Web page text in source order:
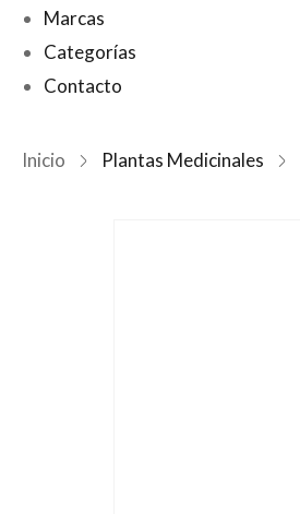
Marcas
Categorías
Contacto
Inicio Plantas Medicinales